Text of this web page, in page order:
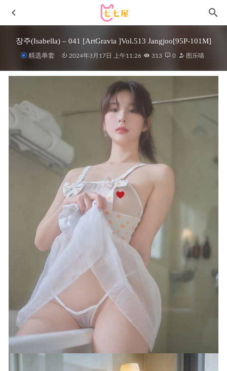
장주(Isabella) – 041 [ArtGravia ]Vol.513 Jangjoo[95P-101M]
精选单套 2024年3月17日 上午11:26 313 0 图乐喵
嗲囡囡 – 2015.11.30 VOL.016 史雯Swan[60P189M]
[Xiuren秀人网]2024.09.19 NO.9178 小肉肉咪[79+1P/722MB]
黑饱宝 – 微密圈写真合集【持续更新中】
2025-06-07
ZinieQ – UwU Girlfriend[23P4V 130M]
Hana_Bunny – Tifa Remake [10P-23.7MB]
2025-09-11